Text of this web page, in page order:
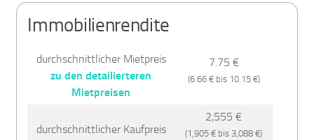
Immobilienrendite
durchschnittlicher Mietpreis
zu den detailierteren
Mietpreisen
7.75 €
(6.66 € bis 10.15 €)
durchschnittlicher Kaufpreis
2,555 €
(1,905 € bis 3,088 €)